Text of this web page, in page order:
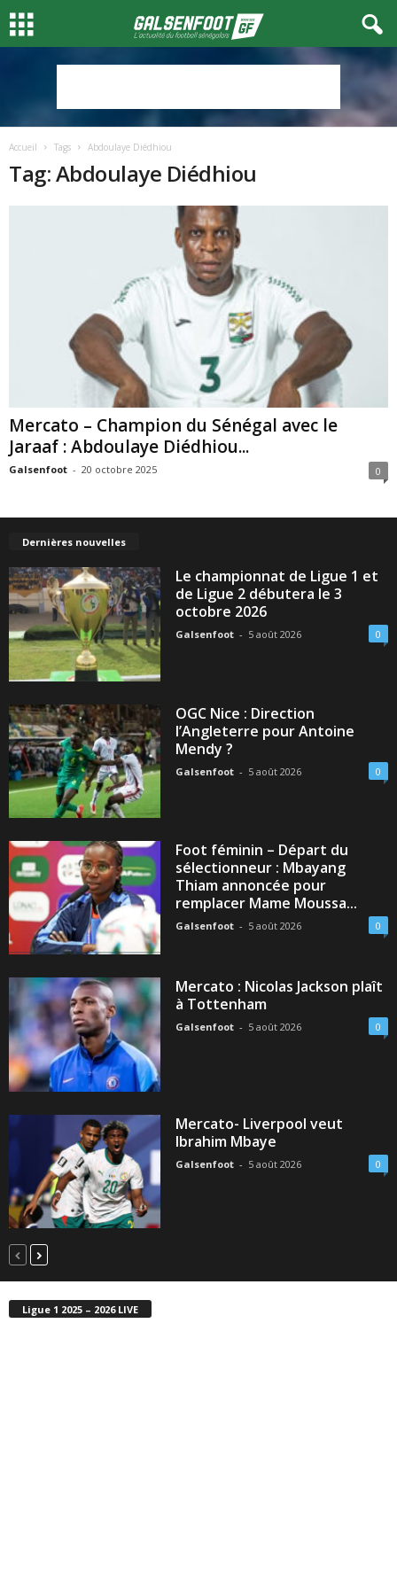
Accueil Tags Abdoulaye Diédhiou
Tag: Abdoulaye Diédhiou
Mercato – Champion du Sénégal avec le
Jaraaf : Abdoulaye Diédhiou...
Galsenfoot - 20 octobre 2025 0
Dernières nouvelles
Le championnat de Ligue 1 et
de Ligue 2 débutera le 3
octobre 2026
Galsenfoot - 5 août 2026 0
OGC Nice : Direction
l’Angleterre pour Antoine
Mendy ?
Galsenfoot - 5 août 2026 0
Foot féminin – Départ du
sélectionneur : Mbayang
Thiam annoncée pour
remplacer Mame Moussa...
Galsenfoot - 5 août 2026 0
Mercato : Nicolas Jackson plaît
à Tottenham
Galsenfoot - 5 août 2026 0
Mercato- Liverpool veut
Ibrahim Mbaye
Galsenfoot - 5 août 2026 0
Ligue 1 2025 – 2026 LIVE